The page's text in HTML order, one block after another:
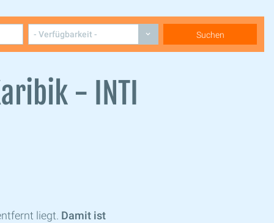
- INTI
liegt. Damit ist